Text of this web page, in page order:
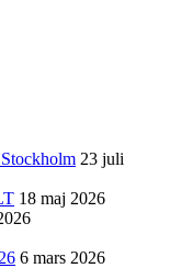
23 juli
18 maj 2026
6 mars 2026